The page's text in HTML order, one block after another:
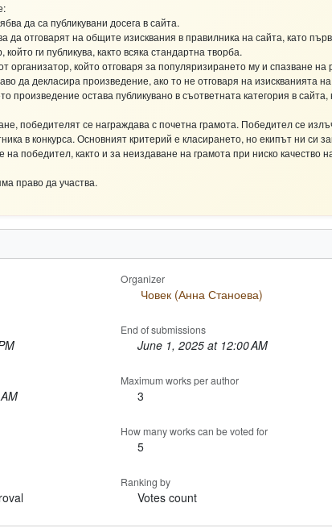
да са публикувани досега в сайта.
да отговарят на общите изисквания в правилника на сайта, като
ги публикува, както всяка стандартна творба.
организатор, който отговаря за популяризирането му и спазване на
да декласира произведение, ако то не отговаря на изискванията на
произведение остава публикувано в съответната категория в сайта,
победителят се награждава с почетна грамота. Победител се
в конкурса. Основният критерий е класирането, но екипът ни си
победител, както и за неиздаване на грамота при ниско качество
право да участва.
Organizer
Човек (Анна Станоева)
End of submissions
June 1, 2025 at 12:00 AM
Maximum works per author
3
How many works can be voted for
5
Ranking by
Votes count